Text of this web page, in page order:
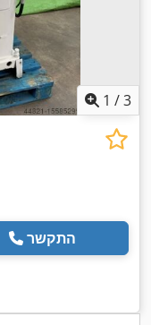
1 /3
התקשר